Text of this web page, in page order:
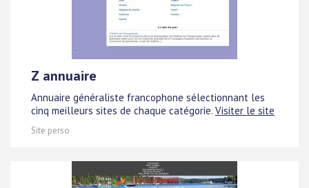
Z annuaire
Annuaire généraliste francophone sélectionnant les
cinq meilleurs sites de chaque catégorie. Visiter le site
Site perso